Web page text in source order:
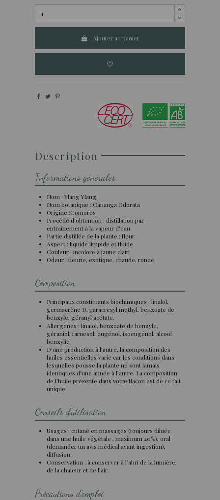
Ajouter au panier
Description
Informations générales
Nom : Ylang Ylang
Nom botanique : Cananga Odorata
Origine :Comores
Procédé d’obtention : distillation par
entraînement à la vapeur d'eau
Partie distillée de la plante : fleur
Aspect : liquide limpide et fluide
Couleur : incolore à jaune clair
Odeur : fleurie, exotique, chaude, ronde
Composition
Principaux constituants biochimiques : linalol,
germacrène D, paracresyl methyl, benzoate de
benzyle, géranyl acétate.
Allergènes : linalol, benzoate de benzyle,
géraniol, farnesol, eugénol, isoeugénol, alcool
benzylic.
D’une production à l’autre, la composition des
huiles essentielles varie car les conditions dans
lesquelles pousse la plante ne sont jamais
identiques d’une année à l’autre. La composition
de l’huile présente dans votre flacon est de ce fait
unique.
Conseils d'utilisation
Usages : cutané en massages (toujours diluée
dans une huile végétale , maximum 20%), oral
(demander un avis médical avant ingestion),
diffusion.
Conservation : à conserver à l’abri de la lumière,
de la chaleur et de l’air.
Précautions d'emploi